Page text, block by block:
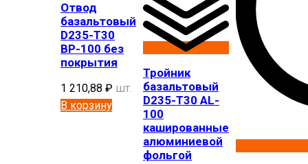
Отвод
базальтовый
D235-T30
BP-100 без
покрытия
1 210,88 ₽ шт.
В корзину
Тройник
базальтовый
D235-T30 AL-
100
кашированные
алюминиевой
фольгой